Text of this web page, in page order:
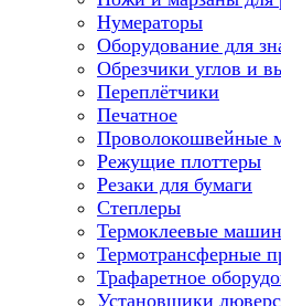
Нумераторы
Оборудование для
Обрезчики углов и
Переплётчики
Печатное
Проволокошвейные
Режущие плоттеры
Резаки для бумаги
Степлеры
Термоклеевые
Термотрансферные
Трафаретное
Установщики